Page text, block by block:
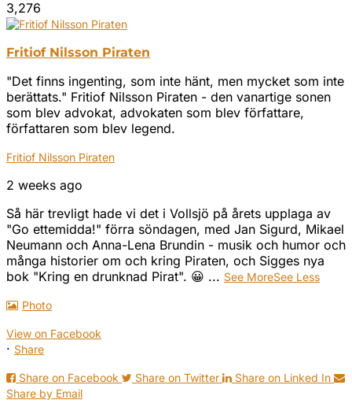
3,276
Fritiof Nilsson Piraten
"Det finns ingenting, som inte hänt, men mycket som inte
berättats." Fritiof Nilsson Piraten - den vanartige sonen
som blev advokat, advokaten som blev författare,
författaren som blev legend.
Fritiof Nilsson Piraten
2 weeks ago
Så här trevligt hade vi det i Vollsjö på årets upplaga av
"Go ettemidda!" förra söndagen, med Jan Sigurd, Mikael
Neumann och Anna-Lena Brundin - musik och humor och
många historier om och kring Piraten, och Sigges nya
bok "Kring en drunknad Pirat". 😀 ... See MoreSee Less
Photo
View on Facebook
· Share
Share on Facebook Share on Twitter
Share on Linked In
Share by Email